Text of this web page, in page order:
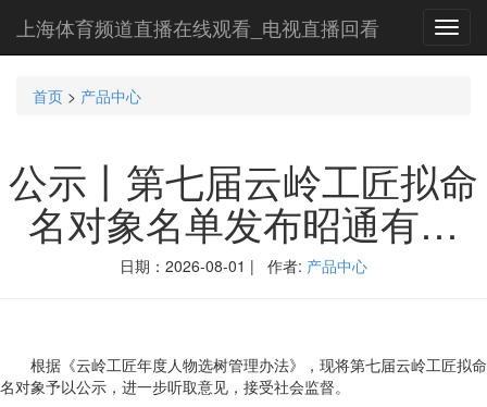
上海体育频道直播在线观看_电视直播回看
首页 > 产品中心
公示丨第七届云岭工匠拟命
名对象名单发布昭通有…
日期：2026-08-01 | 作者: 产品中心
根据《云岭工匠年度人物选树管理办法》，现将第七届云岭工匠拟命
名对象予以公示，进一步听取意见，接受社会监督。